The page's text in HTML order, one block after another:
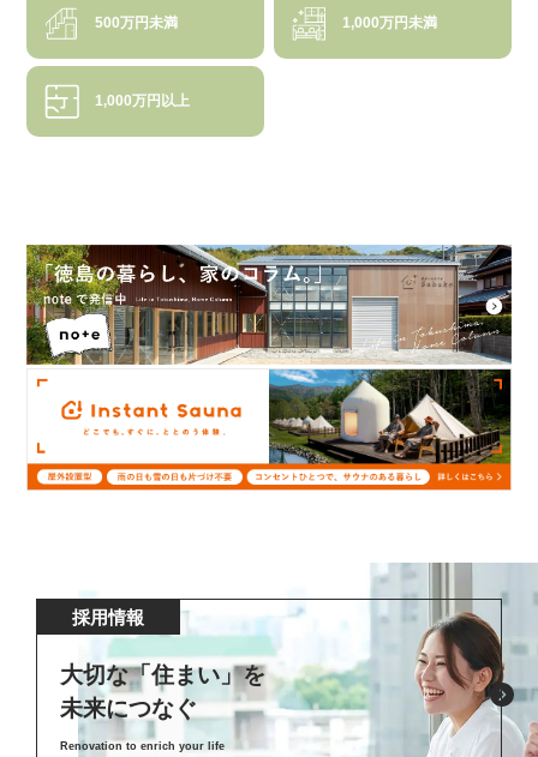
500万円未満 1,000万円未満
1,000万円以上
採用情報
大切な「住まい」を
未来につなぐ
Renovation to enrich your life